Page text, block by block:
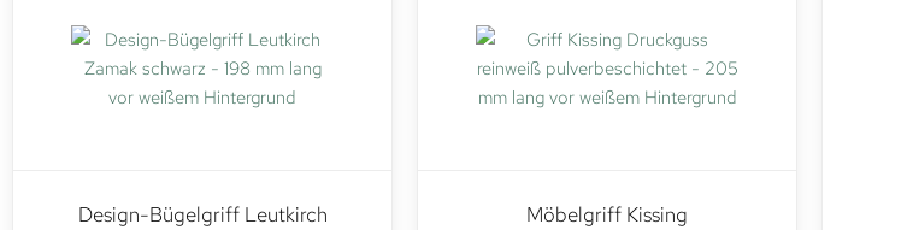
Design-Bügelgriff Leutkirch Möbelgriff Kissing